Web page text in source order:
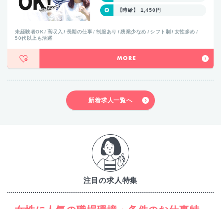
【時給】 1,450円
未経験者OK 高収入 長期の仕事 制服あり 残業少なめ シフト制
女性多め
50代以上も活躍
MORE
新着求人一覧へ
注目の求人特集